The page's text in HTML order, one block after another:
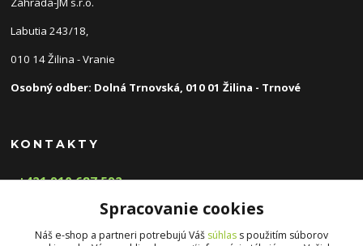
Labutia 243/18,
010 14 Žilina - Vranie
Osobný odber: Dolná Trnovská, 010 01 Žilina - Trnové
KONTAKTY
+421 910 687 592
info@zahradnyeshop.sk
Spracovanie cookies
Náš e-shop a partneri potrebujú Váš súhlas s použitím súborov